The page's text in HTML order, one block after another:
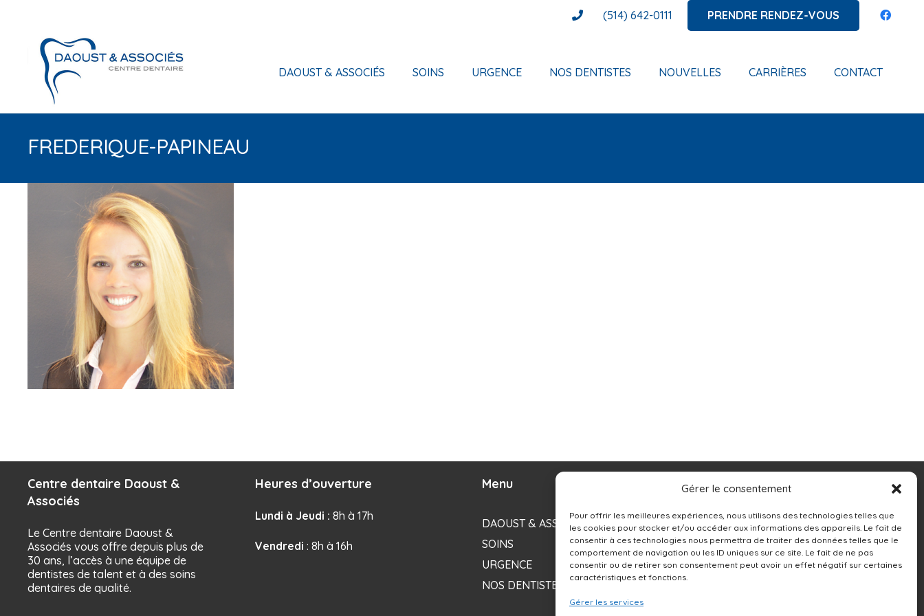
Gérer le consentement
Pour offrir les meilleures expériences, nous utilisons des technologies telles que
les cookies pour stocker et/ou accéder aux informations des appareils. Le fait de
consentir à ces technologies nous permettra de traiter des données telles que le
comportement de navigation ou les ID uniques sur ce site. Le fait de ne pas
consentir ou de retirer son consentement peut avoir un effet négatif sur certaines
caractéristiques et fonctions.
Gérer les services
(514) 642-0111 PRENDRE RENDEZ-VOUS
DAOUST & ASSOCIÉS SOINS URGENCE NOS DENTISTES NOUVELLES CARRIÈRES CONTACT
FREDERIQUE-PAPINEAU
Centre dentaire Daoust &
Associés
Le Centre dentaire Daoust &
Associés vous offre depuis plus de
30 ans, l’accès à une équipe de
dentistes de talent et à des soins
dentaires de qualité.
Heures d’ouverture
Lundi à Jeudi : 8h à 17h
Vendredi : 8h à 16h
Menu
DAOUST & ASSOCIÉS
SOINS
URGENCE
NOS DENTISTES
Contacts
13250 rue Sherbrooke Est,
Montréal, QC H1A 4X9
514-642-0111